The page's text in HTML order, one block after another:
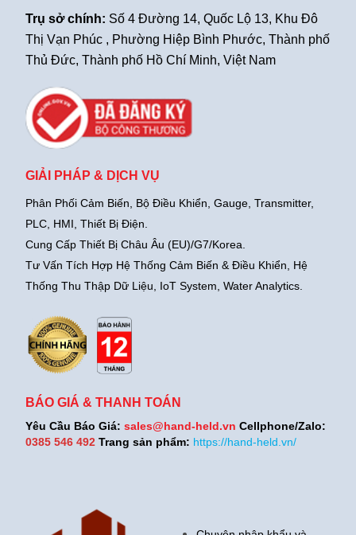
Trụ sở chính: Số 4 Đường 14, Quốc Lộ 13, Khu Đô
Thị Vạn Phúc , Phường Hiệp Bình Phước, Thành phố
Thủ Đức, Thành phố Hồ Chí Minh, Việt Nam
GIẢI PHÁP & DỊCH VỤ
Phân Phối Cảm Biến, Bộ Điều Khiển, Gauge, Transmitter,
PLC, HMI, Thiết Bị Điện.
Cung Cấp Thiết Bị Châu Âu (EU)/G7/Korea.
Tư Vấn Tích Hợp Hệ Thống Cảm Biến & Điều Khiển, Hệ
Thống Thu Thập Dữ Liệu, IoT System, Water Analytics.
BÁO GIÁ & THANH TOÁN
Yêu Cầu Báo Giá: sales@hand-held.vn Cellphone/Zalo:
0385 546 492Trang sản phẩm: https://hand-held.vn/